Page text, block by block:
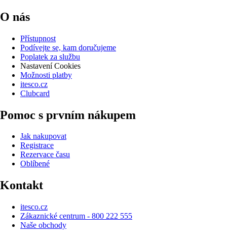
O nás
Přístupnost
Podívejte se, kam doručujeme
Poplatek za službu
Nastavení Cookies
Možnosti platby
itesco.cz
Clubcard
Pomoc s prvním nákupem
Jak nakupovat
Registrace
Rezervace času
Oblíbené
Kontakt
itesco.cz
Zákaznické centrum - 800 222 555
Naše obchody